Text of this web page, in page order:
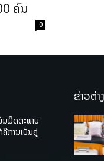
ຄົນ
0
ມິດຕະພາບ
ການເປັນຄູ່
ຂ່າວຕ່າ